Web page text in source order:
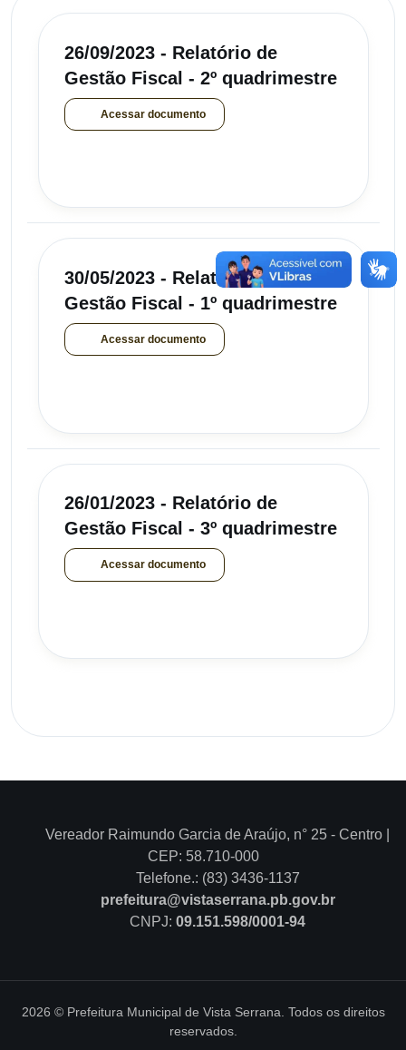
26/09/2023 - Relatório de
Gestão Fiscal - 2º quadrimestre
Acessar documento
30/05/2023 - Relatório de
Gestão Fiscal - 1º quadrimestre
Acessar documento
26/01/2023 - Relatório de
Gestão Fiscal - 3º quadrimestre
Acessar documento
Vereador Raimundo Garcia de Araújo, n° 25 - Centro |
CEP: 58.710-000
Telefone.: (83) 3436-1137
prefeitura@vistaserrana.pb.gov.br
CNPJ: 09.151.598/0001-94
2026 © Prefeitura Municipal de Vista Serrana. Todos os direitos
reservados.